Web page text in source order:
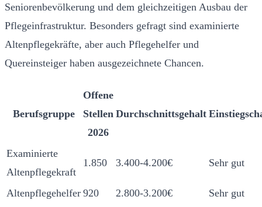
Seniorenbevölkerung und dem gleichzeitigen Ausbau der
Pflegeinfrastruktur. Besonders gefragt sind examinierte
Altenpflegekräfte, aber auch Pflegehelfer und
Quereinsteiger haben ausgezeichnete Chancen.
Berufsgruppe
Offene
Stellen
2026
Durchschnittsgehalt
Examinierte
Altenpflegekraft
1.850 3.400-4.200€ Sehr gut
Altenpflegehelfer 920 2.800-3.200€
Sehr gut